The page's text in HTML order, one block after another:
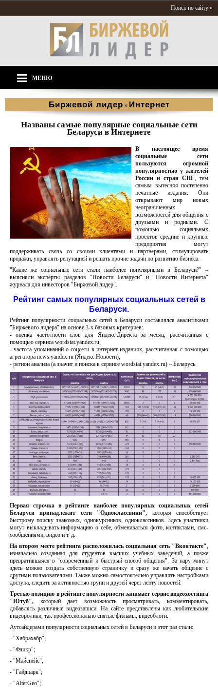
Поиск по сайту »
МЕНЮ
Биржевой лидер » Интернет
Названы самые популярные социальные сети
Беларуси в Интернете
В настоящее время
социальные сети
пользуются огромной
популярностью у жителей
России и стран СНГ, тем
самым вытесняя постепенно
печатные издания. Они
открывают мир новых
неограниченных
возможностей для общения с
друзьями и родными. С
помощью социальных
проектов средние и крупные
предприятия могут
поддерживать связь со своими клиентами и партнерами, стимулировать
продажи, управлять репутацией и решать прочие задачи по развитию бизнеса.
"Какие же социальные сети стали наиболее популярными в Беларуси?" –
выясняли эксперты разделов "Новости Беларуси" и "Новости Интернета"
журнала для инвесторов "Биржевой лидер".
Рейтинг самых популярных социальных сетей в
Беларуси.
Рейтинг популярности социальных сетей в Беларуси составлялся аналитиками
"Биржевого лидера" на основе 3-х базовых критериев:
- оценка частотности слов для Яндекс.Директа за месяц, рассчитанная с
помощью сервиса wordstat.yandex.ru;
- частота упоминаний о соцсети в интернет-изданиях, рассчитанная с помощью
агрегатора news.yandex.ru (Яндекс.Новости);
- регион анализа (а значит и поиска в сервисе wordstat.yandex.ru) – Беларусь.
Первая строчка в рейтинге наиболее популярных социальных сетей
Беларуси принадлежит сети "Одноклассники", которая способствует
быстрому поиску знакомых, однокурсников, одноклассников. Здесь участники
могут выкладывать информацию о себе, обмениваться фото, контактами, смс-
сообщениями, видео и т. д.
На втором месте рейтинга расположилась социальная сеть "Вконтакте",
изначально созданная для студентов высших учебных заведений, а позже
превратившаяся в "современный и быстрый способ общения". За пару минут
здесь можно создать собственную страничку и сразу же начать общение с
другими пользователями. Также можно самостоятельно управлять настройками
доступа, следить за активностью групп и друзей через ленту новостей.
Третью позицию в рейтинге популярности занимает сервис видеохостинга
"Ютуб", который дает возможность просматривать, комментировать,
добавлять различные видеозаписи. На сайте представлены как любительские
видеоролики, так профессионально снятые фильмы, видеоблоги.
Аутсайдерами популярности социальных сетей в Беларуси в этот раз стали:
- "Хабрахабр";
- "Фликр";
- "Майспейс";
- "Гайдпарк";
- "AlterGeo";